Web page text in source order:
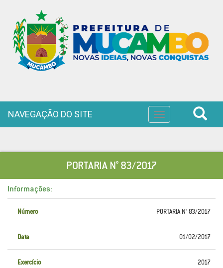
Toggle
navigation
NAVEGAÇÃO DO SITE
PORTARIA N° 83/2017
Informações:
Número PORTARIA N° 83/2017
Data 01/02/2017
Exercício 2017